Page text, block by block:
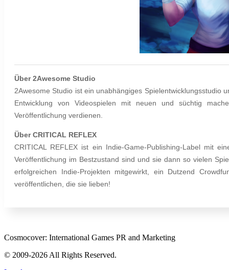
Über 2Awesome Studio
2Awesome Studio ist ein unabhängiges Spielentwicklungsstudio
Entwicklung von Videospielen mit neuen und süchtig
Veröffentlichung verdienen.
Über CRITICAL REFLEX
CRITICAL REFLEX ist ein Indie-Game-Publishing-Label mit
Veröffentlichung im Bestzustand sind und sie dann so vielen
erfolgreichen Indie-Projekten mitgewirkt, ein Dutzend
veröffentlichen, die sie lieben!
Cosmocover: International Games PR and Marketing
© 2009-2026 All Rights Reserved.